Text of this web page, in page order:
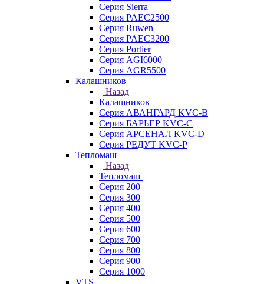
Серия Sierra
Серия PAEC2500
Серия Ruwen
Серия PAEC3200
Серия Portier
Серия AGI6000
Серия AGR5500
Калашников
Назад
Калашников
Серия АВАНГАРД KVC-B
Серия БАРЬЕР KVC-C
Серия АРСЕНАЛ KVC-D
Серия РЕДУТ KVC-P
Тепломаш
Назад
Тепломаш
Серия 200
Серия 300
Серия 400
Серия 500
Серия 600
Серия 700
Серия 800
Серия 900
Серия 1000
VTS